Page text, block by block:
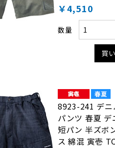
￥4,510
数量
買
8923-241 デニ
パンツ 春夏 デ
短パン 半ズボ
ス 綿混 寅壱